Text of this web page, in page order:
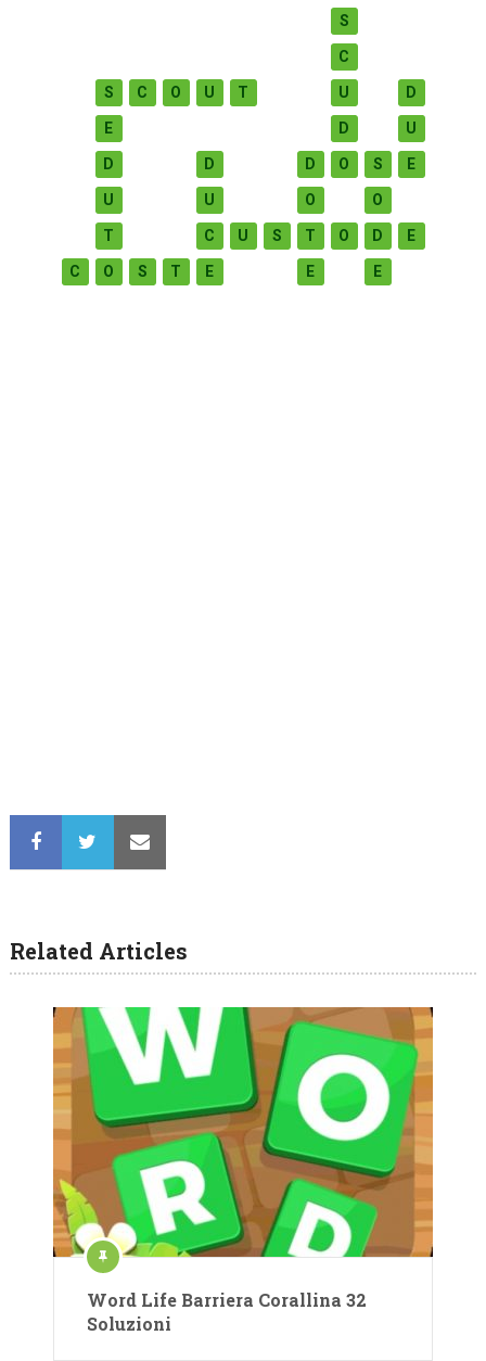
S
C
S C O U T U D
E D U
D D D O S E
U U O O
T C U S T O D E
C O S T E E E
Related Articles
Word Life Barriera Corallina 32
Soluzioni